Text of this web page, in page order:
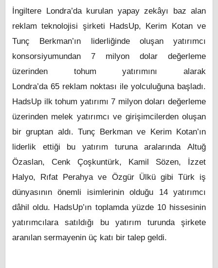
İngiltere Londra’da kurulan yapay zekâyı baz alan
reklam teknolojisi şirketi HadsUp, Kerim Kotan ve
Tunç Berkman’ın liderliğinde oluşan yatırımcı
konsorsiyumundan 7 milyon dolar değerleme
üzerinden tohum yatırımını alarak
Londra’da 65 reklam noktası ile yolculuğuna başladı.
HadsUp ilk tohum yatırımı 7 milyon doları değerleme
üzerinden melek yatırımcı ve girişimcilerden oluşan
bir gruptan aldı. Tunç Berkman ve Kerim Kotan’ın
liderlik ettiği bu yatırım turuna aralarında Altuğ
Özaslan, Cenk Çoşkuntürk, Kamil Sözen, İzzet
Halyo, Rıfat Perahya ve Özgür Ülkü gibi Türk iş
dünyasının önemli isimlerinin olduğu 14 yatırımcı
dâhil oldu. HadsUp’ın toplamda yüzde 10 hissesinin
yatırımcılara satıldığı bu yatırım turunda şirkete
aranılan sermayenin üç katı bir talep geldi.